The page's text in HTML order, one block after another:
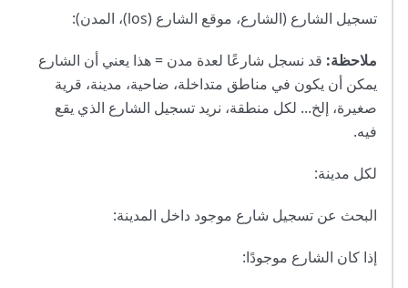
تسجيل الشارع (الشارع، موقع الشارع (los)، المدن):
ملاحظة: قد نسجل شارعًا لعدة مدن = هذا يعني أن الشارع
يمكن أن يكون في مناطق متداخلة، ضاحية، مدينة، قرية
صغيرة، إلخ... لكل منطقة، نريد تسجيل الشارع الذي يقع
فيه.
لكل مدينة:
البحث عن تسجيل شارع موجود داخل المدينة:
إذا كان الشارع موجودًا: